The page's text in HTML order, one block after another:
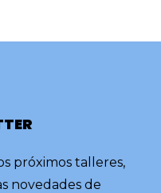
próximos talleres,
novedades de